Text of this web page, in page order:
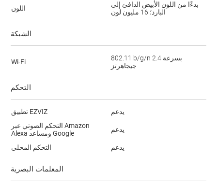
اللون
بدءًا من اللون الأبيض الدافئ إلى
البارد؛ 16 مليون لون
الشبكة
Wi-Fi
802.11 b/g/n بسرعة 2.4
جيجاهرتز
التحكم
تطبيق EZVIZ
يدعم
التحكم الصوتي عبر Amazon
Alexa ومساعد Google
يدعم
التحكم المحلي يدعم
المعلمات البصرية